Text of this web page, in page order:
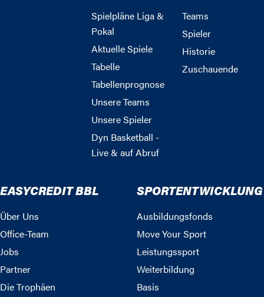
Spielpläne Liga &
Pokal
Aktuelle Spiele
Tabelle
Tabellenprognose
Unsere Teams
Unsere Spieler
Dyn Basketball -
Live & auf Abruf
Teams
Spieler
Historie
Zuschauende
EASYCREDIT BBL
Über Uns
Office-Team
Jobs
Partner
Die Trophäen
SPORTENTWICKLUNG
Ausbildungsfonds
Move Your Sport
Leistungssport
Weiterbildung
Basis